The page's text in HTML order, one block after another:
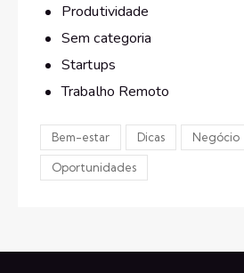
Produtividade
Sem categoria
Startups
Trabalho Remoto
Bem-estar Dicas Negócio
Oportunidades